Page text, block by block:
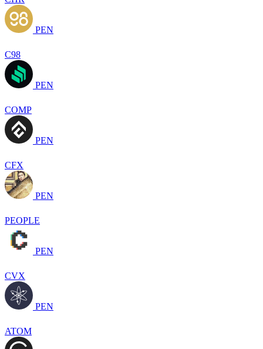
PEN
C98
PEN
COMP
PEN
CFX
PEN
PEOPLE
PEN
CVX
PEN
ATOM